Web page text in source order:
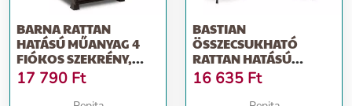
BARNA RATTAN
HATÁSÚ MŰANYAG 4
FIÓKOS SZEKRÉNY,
44X37X90 CM
17 790 Ft
BASTIAN
ÖSSZECSUKHATÓ
RATTAN HATÁSÚ
BÁRSZÉK
16 635 Ft